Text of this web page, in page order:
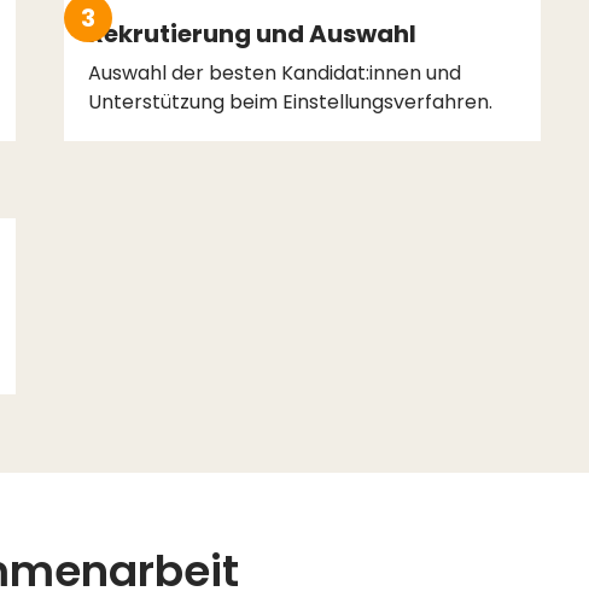
Rekrutierung und Auswahl
Auswahl der besten Kandidat:innen und
Unterstützung beim Einstellungsverfahren.
3